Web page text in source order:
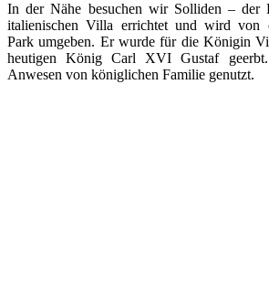
In der Nähe besuchen wir Solliden – der
italienischen Villa errichtet und wird von
Park umgeben. Er wurde für die Königin
heutigen König Carl XVI Gustaf
Anwesen von königlichen Familie genutzt.